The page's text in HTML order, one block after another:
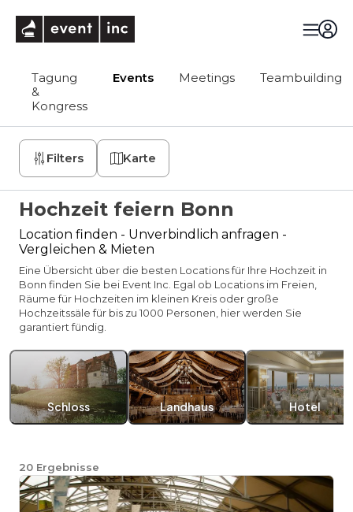
Tagung
&
Kongress
Events Meetings Teambuilding
Filters Karte
Hochzeit feiern Bonn
Location finden - Unverbindlich anfragen -
Vergleichen & Mieten
Eine Übersicht über die besten Locations für Ihre Hochzeit in
Bonn finden Sie bei Event Inc. Egal ob Locations im Freien,
Räume für Hochzeiten im kleinen Kreis oder große
Hochzeitssäle für bis zu 1000 Personen, hier werden Sie
garantiert fündig.
Schloss Landhaus Hotel
20 Ergebnisse